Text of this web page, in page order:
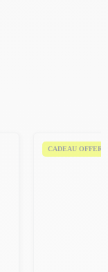
CADEAU